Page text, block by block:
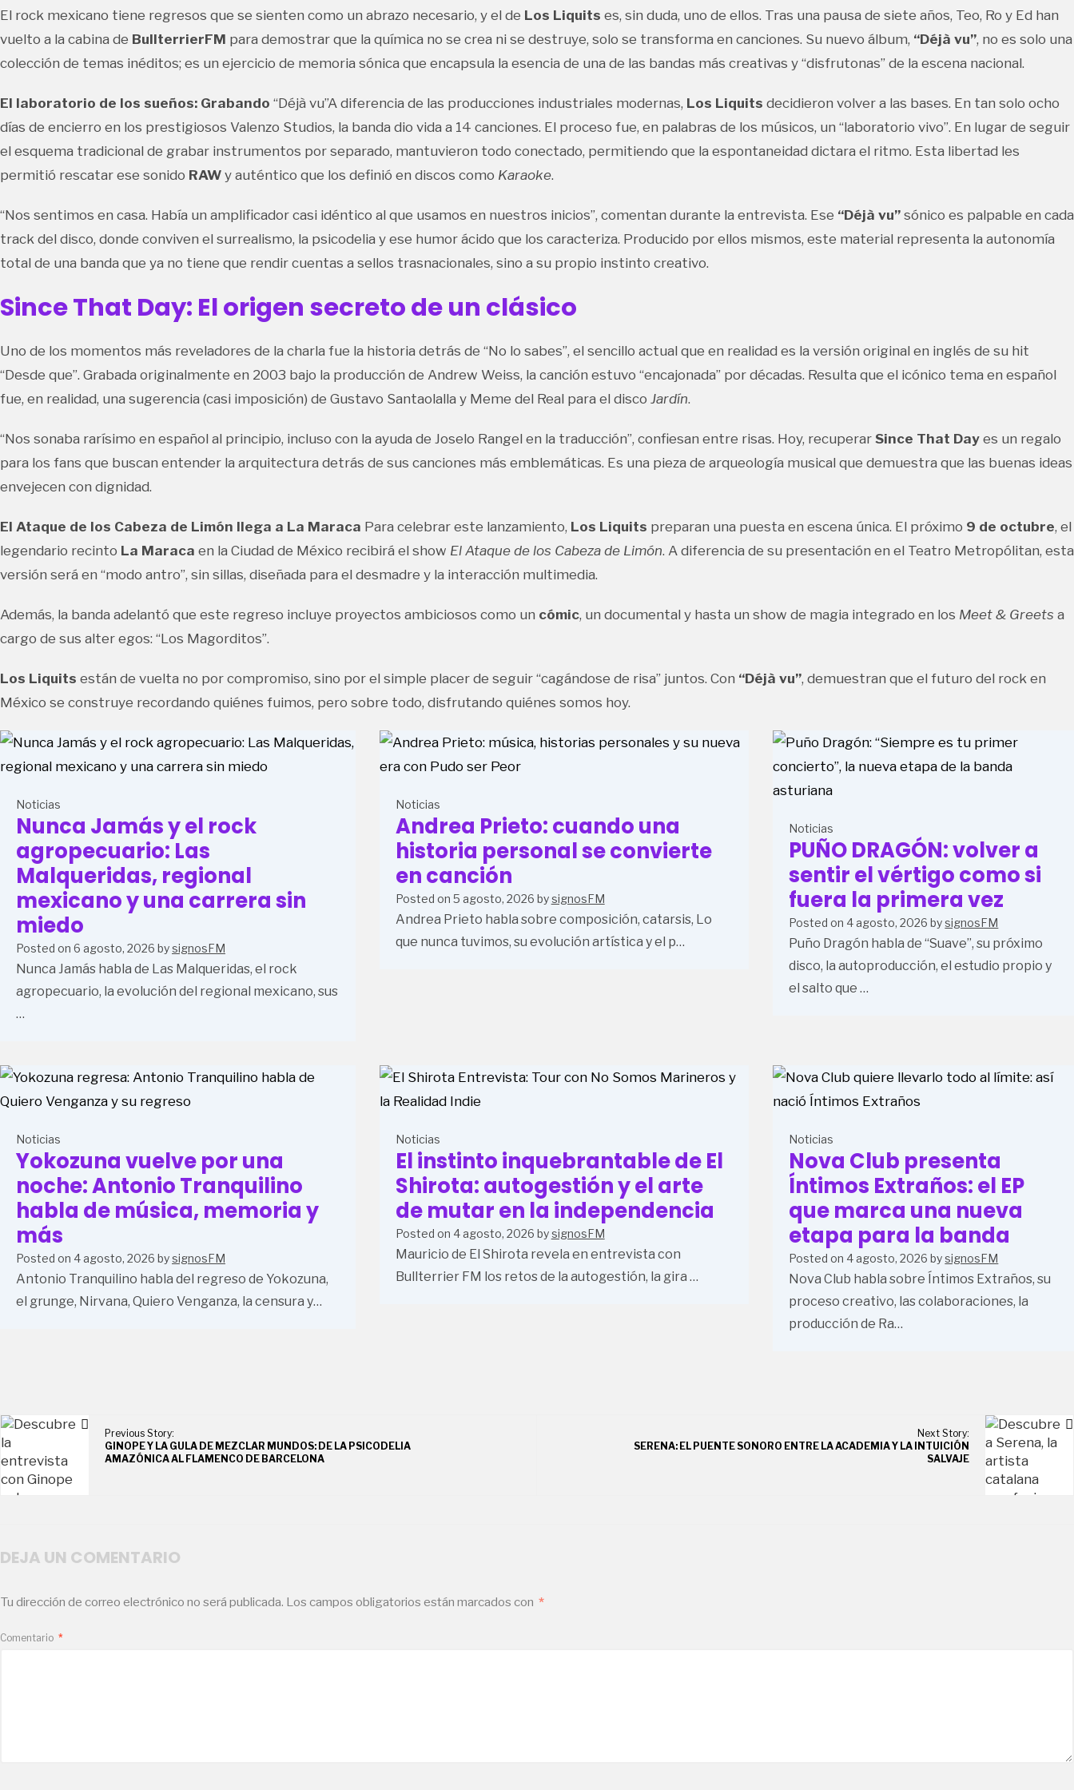
El rock mexicano tiene regresos que se sienten como un abrazo necesario, y el de Los Liquits es, sin duda, uno de ellos. Tras una pausa de siete años, Teo, Ro y Ed han
vuelto a la cabina de BullterrierFM para demostrar que la química no se crea ni se destruye, solo se transforma en canciones. Su nuevo álbum, “Déjà vu”, no es solo una
colección de temas inéditos; es un ejercicio de memoria sónica que encapsula la esencia de una de las bandas más creativas y “disfrutonas” de la escena nacional.
El laboratorio de los sueños: Grabando “Déjà vu”A diferencia de las producciones industriales modernas, Los Liquits decidieron volver a las bases. En tan solo ocho
días de encierro en los prestigiosos Valenzo Studios, la banda dio vida a 14 canciones. El proceso fue, en palabras de los músicos, un “laboratorio vivo”. En lugar de seguir
el esquema tradicional de grabar instrumentos por separado, mantuvieron todo conectado, permitiendo que la espontaneidad dictara el ritmo. Esta libertad les
permitió rescatar ese sonido RAW y auténtico que los definió en discos como Karaoke.
“Nos sentimos en casa. Había un amplificador casi idéntico al que usamos en nuestros inicios”, comentan durante la entrevista. Ese “Déjà vu” sónico es palpable en cada
track del disco, donde conviven el surrealismo, la psicodelia y ese humor ácido que los caracteriza. Producido por ellos mismos, este material representa la autonomía
total de una banda que ya no tiene que rendir cuentas a sellos trasnacionales, sino a su propio instinto creativo.
Since That Day: El origen secreto de un clásico
Uno de los momentos más reveladores de la charla fue la historia detrás de “No lo sabes”, el sencillo actual que en realidad es la versión original en inglés de su hit
“Desde que”. Grabada originalmente en 2003 bajo la producción de Andrew Weiss, la canción estuvo “encajonada” por décadas. Resulta que el icónico tema en español
fue, en realidad, una sugerencia (casi imposición) de Gustavo Santaolalla y Meme del Real para el disco Jardín.
“Nos sonaba rarísimo en español al principio, incluso con la ayuda de Joselo Rangel en la traducción”, confiesan entre risas. Hoy, recuperar Since That Day es un regalo
para los fans que buscan entender la arquitectura detrás de sus canciones más emblemáticas. Es una pieza de arqueología musical que demuestra que las buenas ideas
envejecen con dignidad.
El Ataque de los Cabeza de Limón llega a La Maraca Para celebrar este lanzamiento, Los Liquits preparan una puesta en escena única. El próximo 9 de octubre, el
legendario recinto La Maraca en la Ciudad de México recibirá el show El Ataque de los Cabeza de Limón. A diferencia de su presentación en el Teatro Metropólitan, esta
versión será en “modo antro”, sin sillas, diseñada para el desmadre y la interacción multimedia.
Además, la banda adelantó que este regreso incluye proyectos ambiciosos como un cómic, un documental y hasta un show de magia integrado en los Meet & Greets a
cargo de sus alter egos: “Los Magorditos”.
Los Liquits están de vuelta no por compromiso, sino por el simple placer de seguir “cagándose de risa” juntos. Con “Déjà vu”, demuestran que el futuro del rock en
México se construye recordando quiénes fuimos, pero sobre todo, disfrutando quiénes somos hoy.
Noticias
Nunca Jamás y el rock
agropecuario: Las
Malqueridas, regional
mexicano y una carrera sin
miedo
Posted on 6 agosto, 2026 bysignosFM
Nunca Jamás habla de Las Malqueridas, el rock
agropecuario, la evolución del regional mexicano, sus
…
Noticias
Andrea Prieto: cuando una
historia personal se convierte
en canción
Posted on 5 agosto, 2026 bysignosFM
Andrea Prieto habla sobre composición, catarsis, Lo
que nunca tuvimos, su evolución artística y el p…
Noticias
PUÑO DRAGÓN: volver a
sentir el vértigo como si
fuera la primera vez
Posted on 4 agosto, 2026 bysignosFM
Puño Dragón habla de “Suave”, su próximo
disco, la autoproducción, el estudio propio y
el salto que …
Noticias
Yokozuna vuelve por una
noche: Antonio Tranquilino
habla de música, memoria y
más
Posted on 4 agosto, 2026 bysignosFM
Antonio Tranquilino habla del regreso de Yokozuna,
el grunge, Nirvana, Quiero Venganza, la censura y…
Noticias
El instinto inquebrantable de El
Shirota: autogestión y el arte
de mutar en la independencia
Posted on 4 agosto, 2026 bysignosFM
Mauricio de El Shirota revela en entrevista con
Bullterrier FM los retos de la autogestión, la gira …
Noticias
Nova Club presenta
Íntimos Extraños: el EP
que marca una nueva
etapa para la banda
Posted on 4 agosto, 2026 bysignosFM
Nova Club habla sobre Íntimos Extraños, su
proceso creativo, las colaboraciones, la
producción de Ra…
Previous Story:
GINOPE Y LA GULA DE MEZCLAR MUNDOS: DE LA PSICODELIA
AMAZÓNICA AL FLAMENCO DE BARCELONA
Next Story:
SERENA: EL PUENTE SONORO ENTRE LA ACADEMIA Y LA INTUICIÓN
SALVAJE
DEJA UN COMENTARIO
Tu dirección de correo electrónico no será publicada. Los campos obligatorios están marcados con *
Comentario *